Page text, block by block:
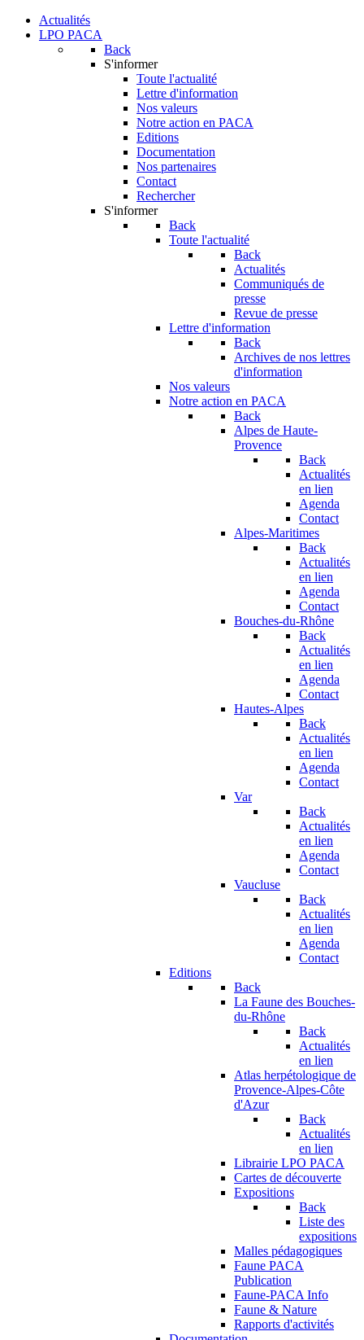
Actualités
LPO PACA
Back
S'informer
Toute l'actualité
Lettre d'information
Nos valeurs
Notre action en PACA
Editions
Documentation
Nos partenaires
Contact
Rechercher
S'informer
Back
Toute l'actualité
Back
Actualités
Communiqués de
presse
Revue de presse
Lettre d'information
Back
Archives de nos lettres
d'information
Nos valeurs
Notre action en PACA
Back
Alpes de Haute-
Provence
Back
Actualités
en lien
Agenda
Contact
Alpes-Maritimes
Back
Actualités
en lien
Agenda
Contact
Bouches-du-Rhône
Back
Actualités
en lien
Agenda
Contact
Hautes-Alpes
Back
Actualités
en lien
Agenda
Contact
Var
Back
Actualités
en lien
Agenda
Contact
Vaucluse
Back
Actualités
en lien
Agenda
Contact
Editions
Back
La Faune des Bouches-
du-Rhône
Back
Actualités
en lien
Atlas herpétologique de
Provence-Alpes-Côte
d'Azur
Back
Actualités
en lien
Librairie LPO PACA
Cartes de découverte
Expositions
Back
Liste des
expositions
Malles pédagogiques
Faune PACA
Publication
Faune-PACA Info
Faune & Nature
Rapports d'activités